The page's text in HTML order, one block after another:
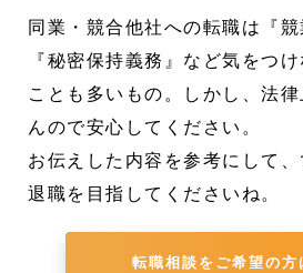
同業・競合他社への転職は『
『秘密保持義務』など気をつ
ことも多いもの。しかし、法
んので安心してください。
お伝えした内容を参考にして
退職を目指してくださいね。
転職相談をご希望の方